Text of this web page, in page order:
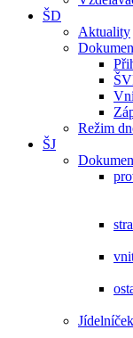
ŠD
Aktuality
Režim
ŠJ
Jídelníček